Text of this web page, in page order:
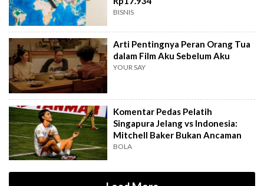
BISNIS
Arti Pentingnya Peran Orang Tua
dalam Film Aku Sebelum Aku
YOUR SAY
Komentar Pedas Pelatih
Singapura Jelang vs Indonesia:
Mitchell Baker Bukan Ancaman
BOLA